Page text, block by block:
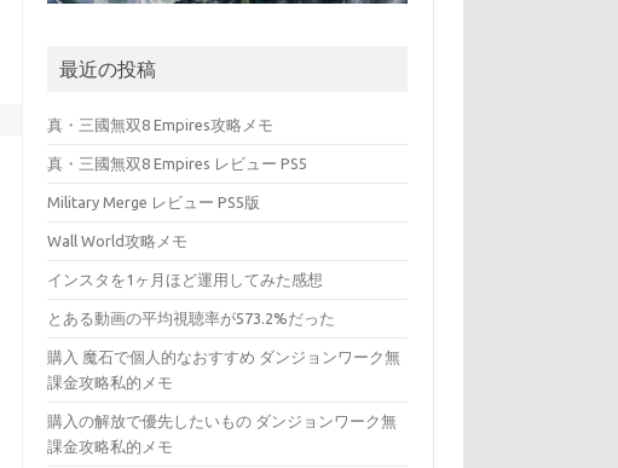
最近の投稿
真・三國無双8 Empires攻略メモ
真・三國無双8 Empires レビュー PS5
Military Merge レビュー PS5版
Wall World攻略メモ
インスタを1ヶ月ほど運用してみた感想
とある動画の平均視聴率が573.2%だった
購入 魔石で個人的なおすすめ ダンジョンワーク無
課金攻略私的メモ
購入の解放で優先したいもの ダンジョンワーク無
課金攻略私的メモ